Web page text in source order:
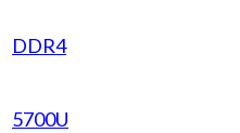
DDR4
5700U